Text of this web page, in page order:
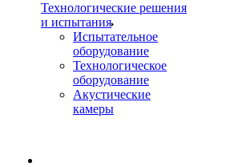
Технологические решения
и испытания
Испытательное
оборудование
Технологическое
оборудование
Акустические
камеры